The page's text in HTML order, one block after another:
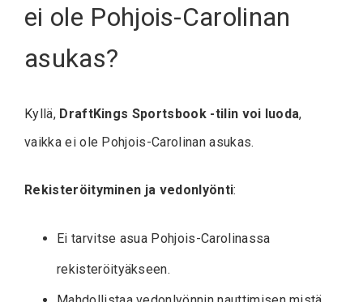
ei ole Pohjois-Carolinan
asukas?
Kyllä, DraftKings Sportsbook -tilin voi luoda,
vaikka ei ole Pohjois-Carolinan asukas.
Rekisteröityminen ja vedonlyönti:
Ei tarvitse asua Pohjois-Carolinassa
rekisteröityäkseen.